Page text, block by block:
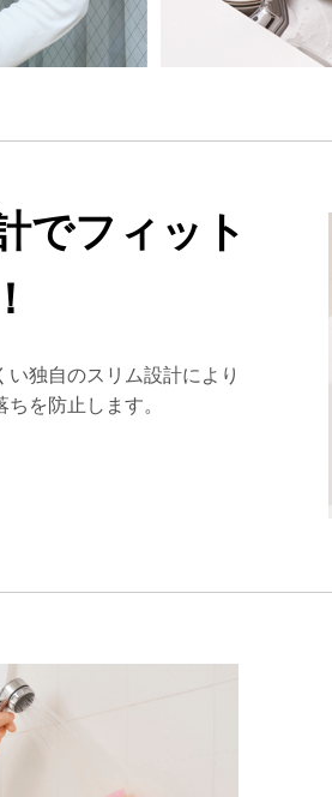
でフィット
独自のスリム設計により
を防止します。